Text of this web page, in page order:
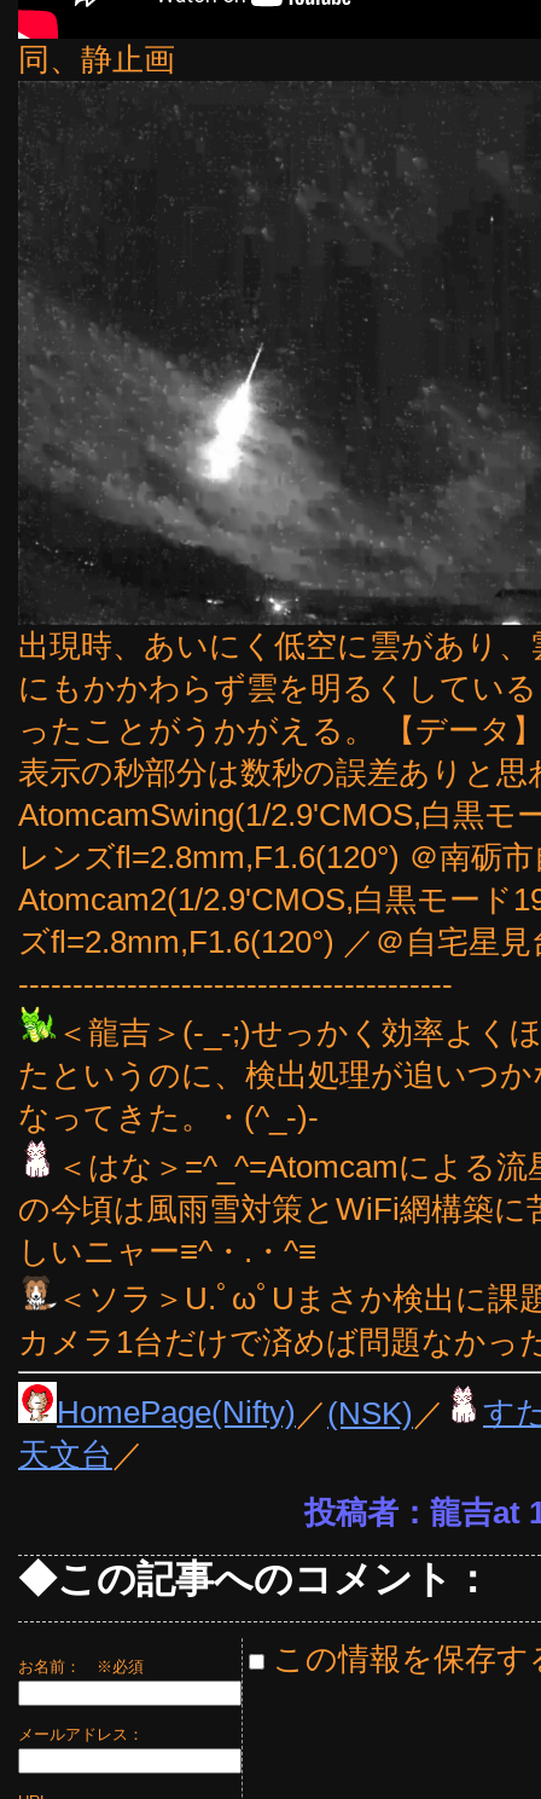
同、静止画
出現時、あいにく低空に雲があり
にもかかわらず雲を明るくしてい
ったことがうかがえる。 【データ
表示の秒部分は数秒の誤差ありと
AtomcamSwing(1/2.9'CMOS,白黒モ
レンズfl=2.8mm,F1.6(120°) ＠南砺
Atomcam2(1/2.9'CMOS,白黒モード
ズfl=2.8mm,F1.6(120°) ／＠自宅星見
----------------------------------------
＜龍吉＞(-_-;)せっかく効率よく
たというのに、検出処理が追いつ
なってきた。・(^_-)-
＜はな＞=^_^=Atomcamによる
の今頃は風雨雪対策とWiFi網構築
しいニャー≡^・.・^≡
＜ソラ＞U.ﾟωﾟUまさか検出に課
カメラ1台だけで済めば問題なか
HomePage(Nifty) ／(NSK) ／
す
天文台 ／
投稿者：龍吉at
◆この記事へのコメント：
お名前： ※必須
メールアドレス：
この情報を保存す